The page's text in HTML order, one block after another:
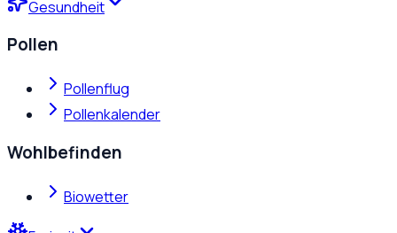
Gesundheit
Pollen
Pollenflug
Pollenkalender
Wohlbefinden
Biowetter